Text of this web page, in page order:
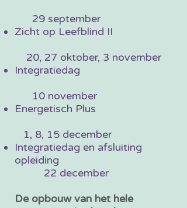
29 september
Zicht op Leefblind II
20, 27 oktober, 3 november
Integratiedag
10 november​
Energetisch Plus
1, 8, 15 december
​Integratiedag en afsluiting
opleiding
22 december
De opbouw van het hele